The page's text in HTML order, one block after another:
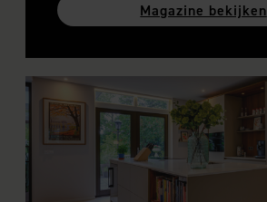
Magazine bekijken